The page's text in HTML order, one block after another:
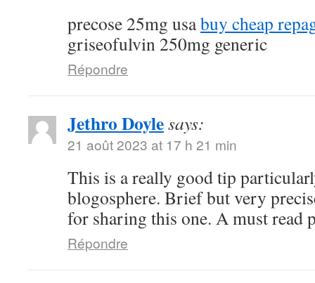
precose 25mg usabuy cheap
griseofulvin 250mg generic
Répondre
Jethro Doylesays:
21 août 2023 at 17 h 21 min
This is a really good tip
blogosphere. Brief but very
for sharing this one. A must read
Répondre